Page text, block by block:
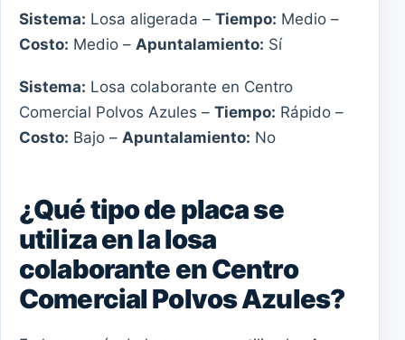
Sistema: Losa aligerada – Tiempo: Medio –
Costo: Medio – Apuntalamiento: Sí
Sistema: Losa colaborante en Centro
Comercial Polvos Azules – Tiempo: Rápido –
Costo: Bajo – Apuntalamiento: No
¿Qué tipo de placa se
utiliza en la losa
colaborante en Centro
Comercial Polvos Azules?